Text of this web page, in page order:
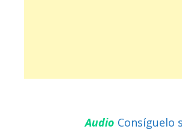
Audio Consíguelo